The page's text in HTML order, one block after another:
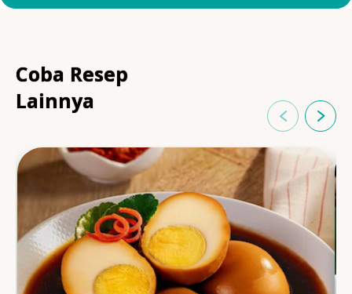
Coba Resep
Lainnya